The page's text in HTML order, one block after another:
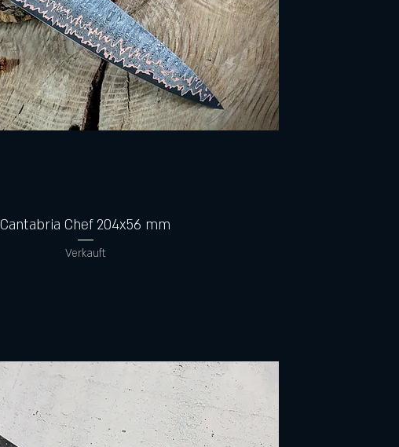
Cantabria Chef 204x56 mm
Verkauft